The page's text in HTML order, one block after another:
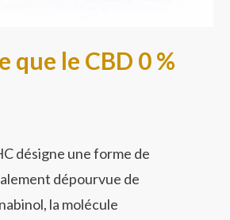
que le CBD 0 %
désigne une forme de
dépourvue de
la molécule